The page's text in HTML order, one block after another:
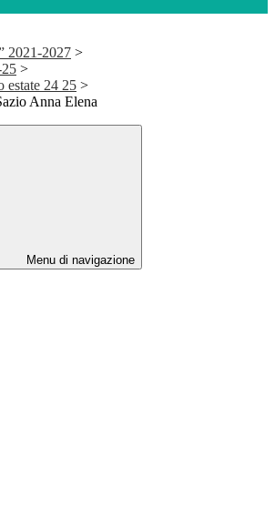
2021-2027 >
>
estate 24 25 >
Anna Elena
Menu di navigazione